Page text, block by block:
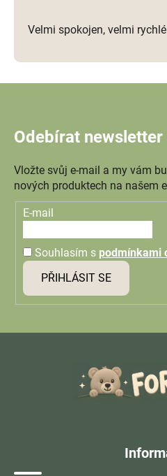
Velmi spokojen, velmi rychlé
Odebírat newsletter
Vložte svůj e-mail a my vám
nových produktech na našem
E-mail
Souhlasím s podmínkami
PŘIHLÁSIT SE